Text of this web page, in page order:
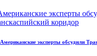
Американские эксперты обсудили